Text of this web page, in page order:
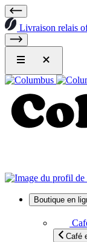
Livraison relais
Boutique en
Café